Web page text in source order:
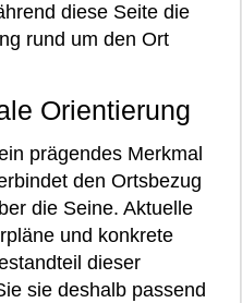
diese Seite die
rund um den Ort
Orientierung
prägendes Merkmal
den Ortsbezug
die Seine. Aktuelle
und konkrete
dieser
sie deshalb passend